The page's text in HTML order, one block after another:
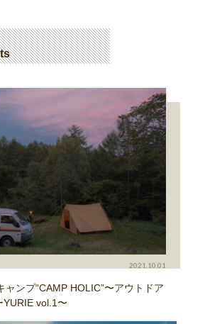
2021.10.01
ャンプ“CAMP HOLIC”〜アウトドア
YURIE vol.1〜